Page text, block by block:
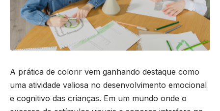
A prática de colorir vem ganhando destaque como
uma atividade valiosa no desenvolvimento emocional
e cognitivo das crianças. Em um mundo onde o